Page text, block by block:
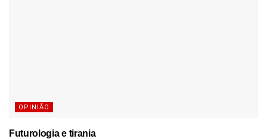
OPINIÃO
Futurologia e tirania